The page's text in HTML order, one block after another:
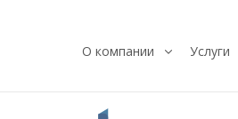
О компании Услуги